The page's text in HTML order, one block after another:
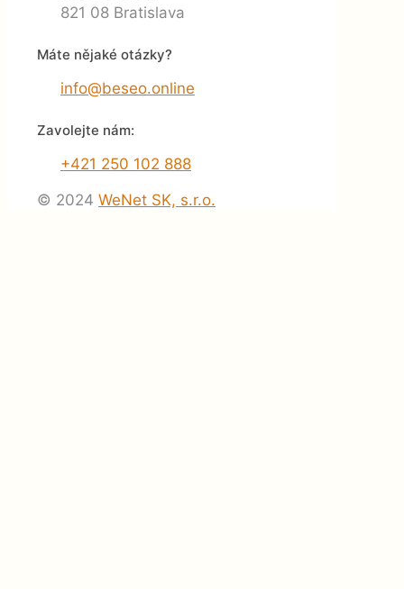
821 08 Bratislava
Máte nějaké otázky?
info@beseo.online
Zavolejte nám:
+421 250 102 888
© 2024 WeNet SK, s.r.o.